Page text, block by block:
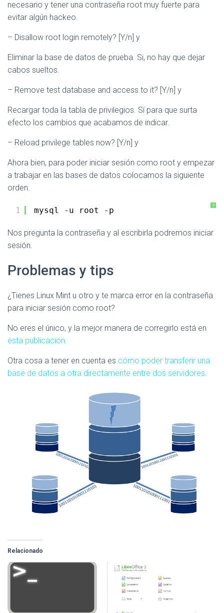
necesario y tener una contraseña root muy fuerte para
evitar algún hackeo.
– Disallow root login remotely? [Y/n] y
Eliminar la base de datos de prueba. Si, no hay que dejar
cabos sueltos.
– Remove test database and access to it? [Y/n] y
Recargar toda la tabla de privilegios. Sí para que surta
efecto los cambios que acabamos de indicar.
– Reload privilege tables now? [Y/n] y
Ahora bien, para poder iniciar sesión como root y empezar
a trabajar en las bases de datos colocamos la siguiente
orden.
?
1 mysql -u root -p
Nos pregunta la contraseña y al escribirla podremos iniciar
sesión.
Problemas y tips
¿Tienes Linux Mint u otro y te marca error en la contraseña
para iniciar sesión como root?
No eres el único, y la mejor manera de corregirlo está en
esta publicación.
Otra cosa a tener en cuenta es cómo poder transferir una
base de datos a otra directamente entre dos servidores.
Relacionado